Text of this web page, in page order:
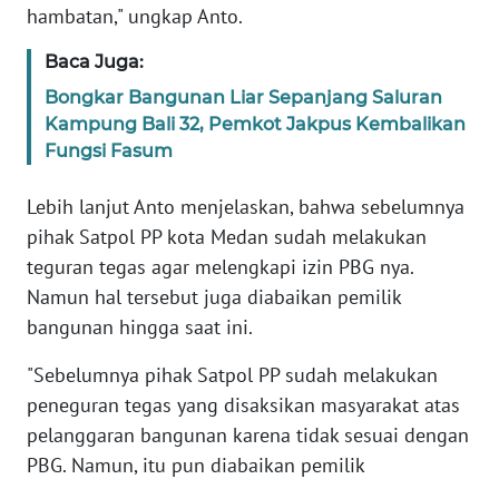
hambatan," ungkap Anto.
Baca Juga:
Bongkar Bangunan Liar Sepanjang Saluran
Kampung Bali 32, Pemkot Jakpus Kembalikan
Fungsi Fasum
Lebih lanjut Anto menjelaskan, bahwa sebelumnya
pihak Satpol PP kota Medan sudah melakukan
teguran tegas agar melengkapi izin PBG nya.
Namun hal tersebut juga diabaikan pemilik
bangunan hingga saat ini.
"Sebelumnya pihak Satpol PP sudah melakukan
peneguran tegas yang disaksikan masyarakat atas
pelanggaran bangunan karena tidak sesuai dengan
PBG. Namun, itu pun diabaikan pemilik
SULTENG
SULBAR
WN
BABEL
WN
SUMBAR
SUMSEL
WN
BENGKULU